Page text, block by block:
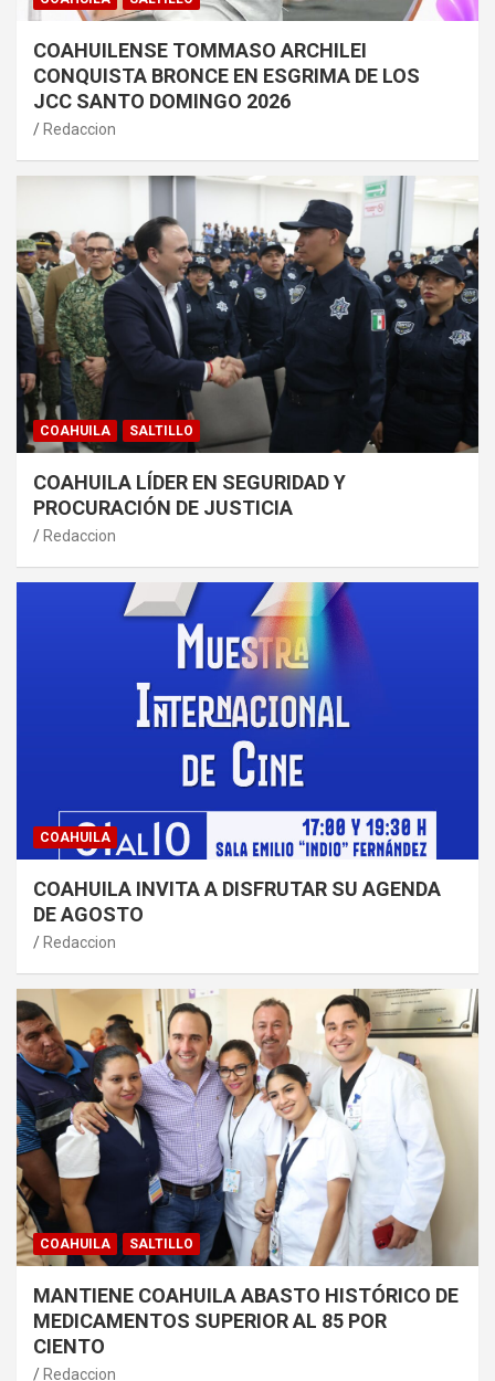
COAHUILENSE TOMMASO ARCHILEI
CONQUISTA BRONCE EN ESGRIMA DE LOS
JCC SANTO DOMINGO 2026
Redaccion
COAHUILA SALTILLO
COAHUILA LÍDER EN SEGURIDAD Y
PROCURACIÓN DE JUSTICIA
Redaccion
COAHUILA
COAHUILA INVITA A DISFRUTAR SU AGENDA
DE AGOSTO
Redaccion
COAHUILA SALTILLO
MANTIENE COAHUILA ABASTO HISTÓRICO DE
MEDICAMENTOS SUPERIOR AL 85 POR
CIENTO
Redaccion